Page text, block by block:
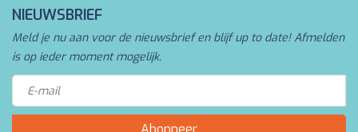
NIEUWSBRIEF
Meld je nu aan voor de nieuwsbrief en blijf up to date! Afmelden
is op ieder moment mogelijk.